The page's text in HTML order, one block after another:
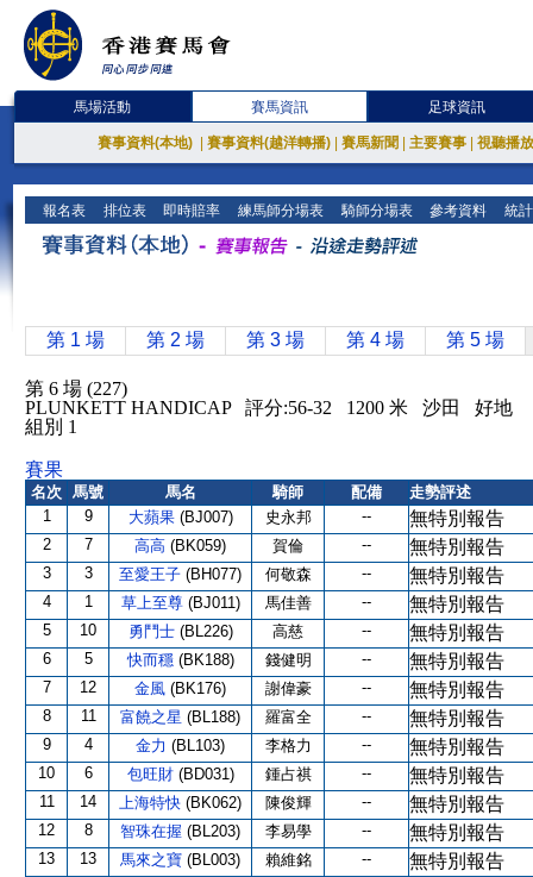
馬場活動 賽馬資訊 足球資訊
賽事資料(本地) 賽事資料(越洋轉播) 賽馬新聞 主要賽事 視聽播
報名表 排位表 即時賠率 練馬師分場表 騎師分場表 參考資料 統
第 1 場 第 2 場 第 3 場 第 4 場 第 5 場
第 6 場 (227)
PLUNKETT HANDICAP 評分:56-32 1200 米 沙田 好地
組別 1
賽果
名次 馬號 馬名 騎師 配備
走勢評述
1
9 大蘋果 (BJ007) 史永邦 -- 無特別報告
2 7 高高 (BK059) 賀倫 -- 無特別報告
3 3 至愛王子 (BH077) 何敬森 -- 無特別報告
4 1 草上至尊 (BJ011) 馬佳善 -- 無特別報告
5 10 勇鬥士 (BL226) 高慈 -- 無特別報告
6 5 快而穩 (BK188) 錢健明 -- 無特別報告
7 12 金風 (BK176) 謝偉豪 -- 無特別報告
8 11 富饒之星 (BL188) 羅富全 -- 無特別報告
9 4 金力 (BL103) 李格力 -- 無特別報告
10 6 包旺財 (BD031) 鍾占祺 -- 無特別報告
11 14 上海特快 (BK062) 陳俊輝 -- 無特別報告
12 8 智珠在握 (BL203) 李易學 -- 無特別報告
13 13 馬來之寶 (BL003) 賴維銘 -- 無特別報告